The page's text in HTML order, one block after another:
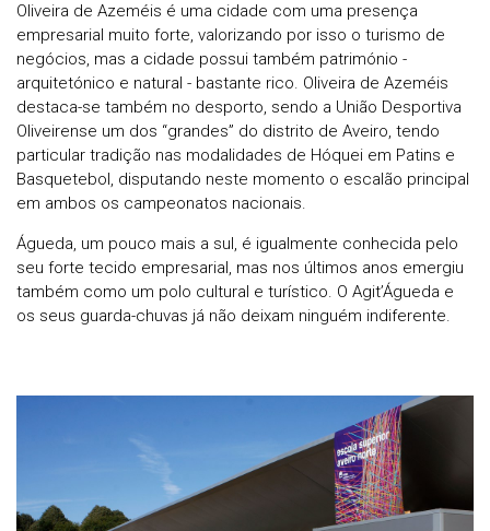
Oliveira de Azeméis é uma cidade com uma presença
empresarial muito forte, valorizando por isso o turismo de
negócios, mas a cidade possui também património -
arquitetónico e natural - bastante rico. Oliveira de Azeméis
destaca-se também no desporto, sendo a União Desportiva
Oliveirense um dos “grandes” do distrito de Aveiro, tendo
particular tradição nas modalidades de Hóquei em Patins e
Basquetebol, disputando neste momento o escalão principal
em ambos os campeonatos nacionais.
Águeda, um pouco mais a sul, é igualmente conhecida pelo
seu forte tecido empresarial, mas nos últimos anos emergiu
também como um polo cultural e turístico. O Agit’Águeda e
os seus guarda-chuvas já não deixam ninguém indiferente.